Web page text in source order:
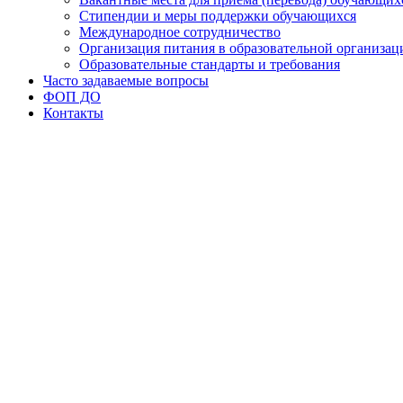
Стипендии и меры поддержки обучающихся
Международное сотрудничество
Организация питания в образовательной
Образовательные стандарты и требования
Часто задаваемые вопросы
ФОП ДО
Контакты